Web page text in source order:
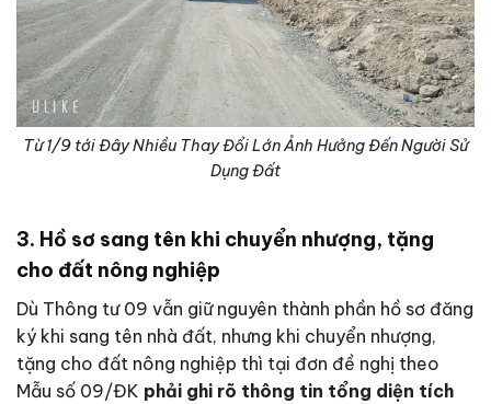
Từ 1/9 tới Đây Nhiều Thay Đổi Lớn Ảnh Hưởng Đến Người Sử
Dụng Đất
3. Hồ sơ sang tên khi chuyển nhượng, tặng
cho đất nông nghiệp
Dù Thông tư 09 vẫn giữ nguyên thành phần hồ sơ đăng
ký khi sang tên nhà đất, nhưng khi chuyển nhượng,
tặng cho đất nông nghiệp thì tại đơn đề nghị theo
Mẫu số 09/ĐK phải ghi rõ thông tin tổng diện tích